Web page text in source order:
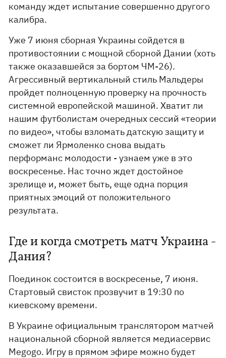
команду ждет испытание совершенно другого
калибра.
Уже 7 июня сборная Украины сойдется в
противостоянии с мощной сборной Дании (хоть
также оказавшейся за бортом ЧМ-26).
Агрессивный вертикальный стиль Мальдеры
пройдет полноценную проверку на прочность
системной европейской машиной. Хватит ли
нашим футболистам очередных сессий «теории
по видео», чтобы взломать датскую защиту и
сможет ли Ярмоленко снова выдать
перформанс молодости - узнаем уже в это
воскресенье. Нас точно ждет достойное
зрелище и, может быть, еще одна порция
приятных эмоций от положительного
результата.
Где и когда смотреть матч Украина -
Дания?
Поединок состоится в воскресенье, 7 июня.
Стартовый свисток прозвучит в 19:30 по
киевскому времени.
В Украине официальным транслятором матчей
национальной сборной является медиасервис
Megogo. Игру в прямом эфире можно будет